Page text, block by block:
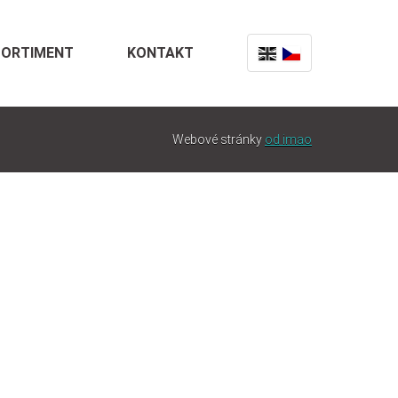
KONTAKT
Webové stránky od imao